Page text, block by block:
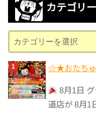
ブ
カテゴリー
テ
ゴ
リ
ー
☆★おたちゅ
8月1日
道店が 8月1